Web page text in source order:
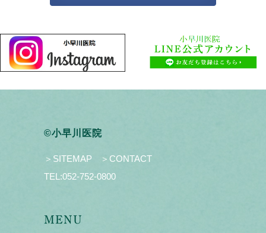
©小早川医院
＞SITEMAP
＞CONTACT
TEL:052-752-0800
MENU